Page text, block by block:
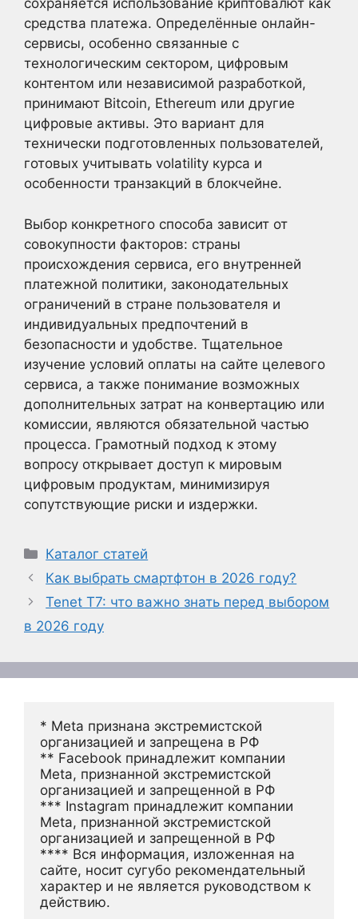
сохраняется использование криптовалют как
средства платежа. Определённые онлайн-
сервисы, особенно связанные с
технологическим сектором, цифровым
контентом или независимой разработкой,
принимают Bitcoin, Ethereum или другие
цифровые активы. Это вариант для
технически подготовленных пользователей,
готовых учитывать volatility курса и
особенности транзакций в блокчейне.
Выбор конкретного способа зависит от
совокупности факторов: страны
происхождения сервиса, его внутренней
платежной политики, законодательных
ограничений в стране пользователя и
индивидуальных предпочтений в
безопасности и удобстве. Тщательное
изучение условий оплаты на сайте целевого
сервиса, а также понимание возможных
дополнительных затрат на конвертацию или
комиссии, являются обязательной частью
процесса. Грамотный подход к этому
вопросу открывает доступ к мировым
цифровым продуктам, минимизируя
сопутствующие риски и издержки.
Рубрики
Каталог статей
Как выбрать смартфтон в 2026 году?
Tenet T7: что важно знать перед выбором
в 2026 году
* Meta признана экстремистской
организацией и запрещена в РФ
** Facebook принадлежит компании
Meta, признанной экстремистской
организацией и запрещенной в РФ
*** Instagram принадлежит компании
Meta, признанной экстремистской
организацией и запрещенной в РФ
**** Вся информация, изложенная на
сайте, носит сугубо рекомендательный
характер и не является руководством к
действию.